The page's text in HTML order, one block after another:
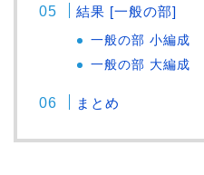
結果 [一般の部]
一般の部 小編成
一般の部 大編成
まとめ